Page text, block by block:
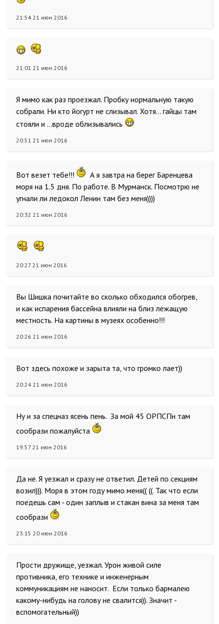
21:54 21 июн 2016
21:01 21 июн 2016
Я мимо как раз проезжал. Пробку нормальную такую
собрали. Ни кто йогурт не слизывал. Хотя... гайцы там
стояли и ...вроде облизывались
20:51 21 июн 2016
Вот везет тебе!!!
А я завтра на берег Баренцева
моря на 1.5 дня. По работе. В Мурманск. Посмотрю не
угнали ли ледокол Ленин там без меня))))
20:32 21 июн 2016
20:27 21 июн 2016
Вы Шишка почитайте во сколько обходился обогрев,
и как испарения бассейна влияли на близ лежащую
местность. На картины в музеях особенно!!!
20:26 21 июн 2016
Вот здесь похоже и зарыта та, что громко лает))
20:24 21 июн 2016
Ну и за спецназ ясень пень. За мой 45 ОРПСПн там
сообрази пожалуйста
19:57 21 июн 2016
Да не. Я уезжал и сразу не ответил. Детей по секциям
возил))). Моря в этом году мимо меня(( ((. Так что если
поедешь сам - один заплыв и стакан вина за меня там
сообрази
23:15 20 июн 2016
Прости дружище, уезжал. Урон живой силе
противника, его технике и инженерным
коммуникациям не наносит. Если только бармалею
какому-нибудь на голову не свалится)). Значит -
вспомогательный))